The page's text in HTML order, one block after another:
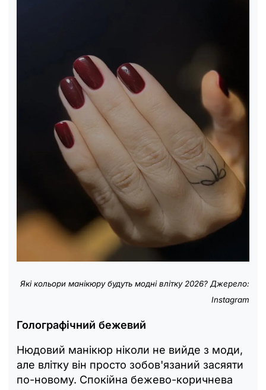
Які кольори манікюру будуть модні влітку 2026? Джерело:
Instagram
Голографічний бежевий
Нюдовий манікюр ніколи не вийде з моди,
але влітку він просто зобов'язаний засяяти
по-новому. Спокійна бежево-коричнева